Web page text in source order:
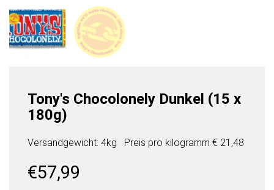
Tony's Chocolonely Dunkel (15 x
180g)
Versandgewicht: 4kg Preis pro kilogramm € 21,48
€57,99